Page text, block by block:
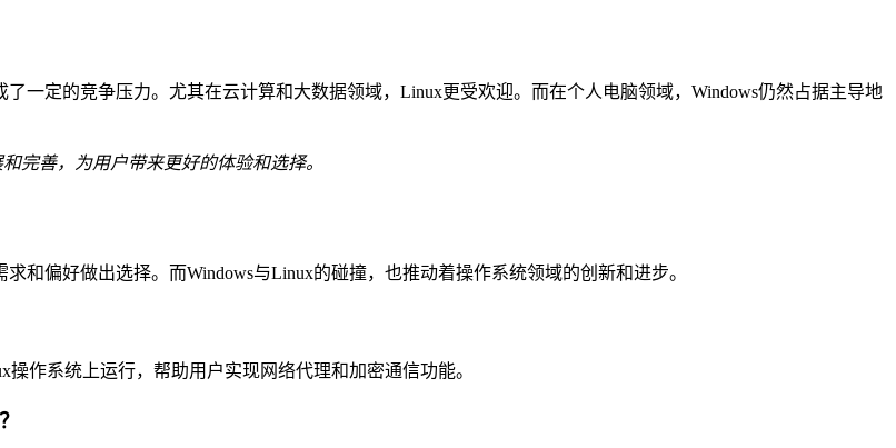
一定的竞争压力。尤其在云计算和大数据领域，Linux更受欢迎。而在个人电脑领域，Windows仍然占据主导地
完善，为用户带来更好的体验和选择。
和偏好做出选择。而Windows与Linux的碰撞，也推动着操作系统领域的创新和进步。
操作系统上运行，帮助用户实现网络代理和加密通信功能。